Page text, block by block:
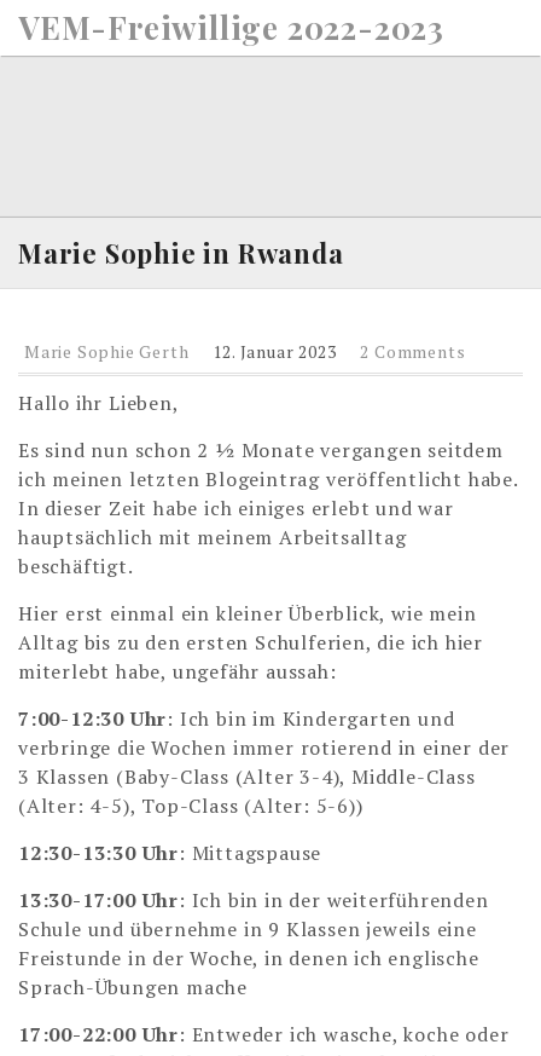
o
VEM-Freiwillige 2022-2023
Marie Sophie in Rwanda
Marie Sophie Gerth 12. Januar 2023 2 Comments
Hallo ihr Lieben,
Es sind nun schon 2 ½ Monate vergangen seitdem
ich meinen letzten Blogeintrag veröffentlicht habe.
In dieser Zeit habe ich einiges erlebt und war
hauptsächlich mit meinem Arbeitsalltag
beschäftigt.
Hier erst einmal ein kleiner Überblick, wie mein
Alltag bis zu den ersten Schulferien, die ich hier
miterlebt habe, ungefähr aussah:
7:00-12:30 Uhr: Ich bin im Kindergarten und
verbringe die Wochen immer rotierend in einer der
3 Klassen (Baby-Class (Alter 3-4), Middle-Class
(Alter: 4-5), Top-Class (Alter: 5-6))
12:30-13:30 Uhr: Mittagspause
13:30-17:00 Uhr: Ich bin in der weiterführenden
Schule und übernehme in 9 Klassen jeweils eine
Freistunde in der Woche, in denen ich englische
Sprach-Übungen mache
17:00-22:00 Uhr: Entweder ich wasche, koche oder